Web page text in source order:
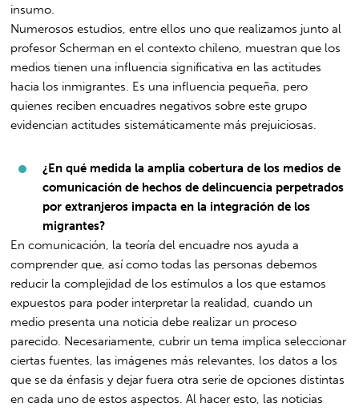
insumo.
Numerosos estudios, entre ellos uno que realizamos junto al
profesor Scherman en el contexto chileno, muestran que los
medios tienen una influencia significativa en las actitudes
hacia los inmigrantes. Es una influencia pequeña, pero
quienes reciben encuadres negativos sobre este grupo
evidencian actitudes sistemáticamente más prejuiciosas.
¿En qué medida la amplia cobertura de los medios de
comunicación de hechos de delincuencia perpetrados
por extranjeros impacta en la integración de los
migrantes?
En comunicación, la teoría del encuadre nos ayuda a
comprender que, así como todas las personas debemos
reducir la complejidad de los estímulos a los que estamos
expuestos para poder interpretar la realidad, cuando un
medio presenta una noticia debe realizar un proceso
parecido. Necesariamente, cubrir un tema implica seleccionar
ciertas fuentes, las imágenes más relevantes, los datos a los
que se da énfasis y dejar fuera otra serie de opciones distintas
en cada uno de estos aspectos. Al hacer esto, las noticias